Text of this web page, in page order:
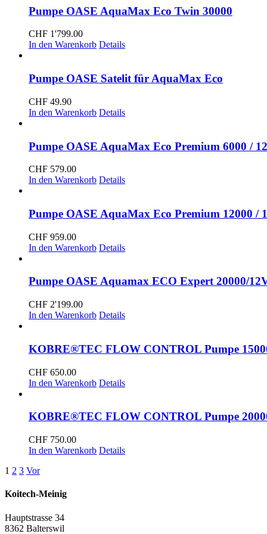
Pumpe OASE AquaMax Eco Twin 30000
CHF 1'799.00
In den Warenkorb Details
Pumpe OASE Satelit für AquaMax Eco
CHF 49.90
In den Warenkorb Details
Pumpe OASE AquaMax Eco Premium 6000 /
CHF 579.00
In den Warenkorb Details
Pumpe OASE AquaMax Eco Premium 12000 /
CHF 959.00
In den Warenkorb Details
Pumpe OASE Aquamax ECO Expert 20000/
CHF 2'199.00
In den Warenkorb Details
KOBRE®TEC FLOW CONTROL Pumpe
CHF 650.00
In den Warenkorb Details
KOBRE®TEC FLOW CONTROL Pumpe
CHF 750.00
In den Warenkorb Details
1 2 3 Vor
Koitech-Meinig
Hauptstrasse 34
8362 Balterswil